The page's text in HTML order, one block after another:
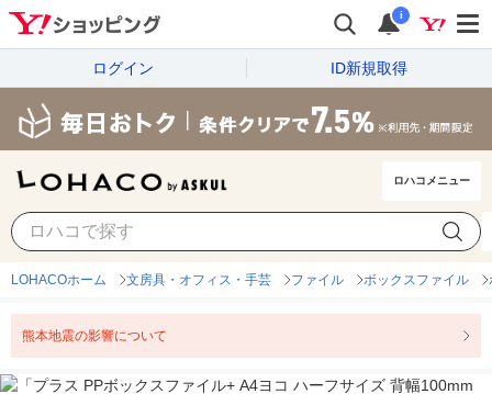
i
ログイン ID新規取得
ロハコメニュー
LOHACOホーム 文房具・オフィス・手芸 ファイル ボックスファイル
熊本地震の影響について